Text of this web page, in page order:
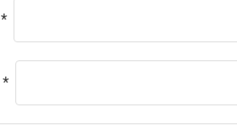
*
*